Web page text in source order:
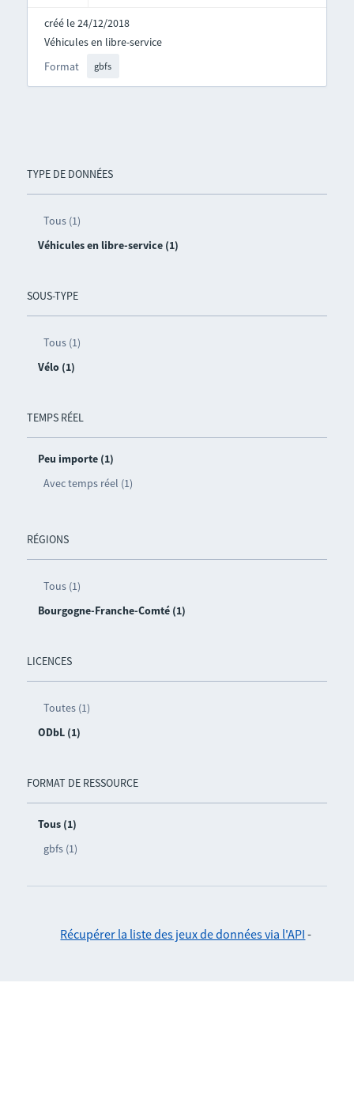
TYPE DE DONNÉES
Tous (1)
Véhicules en libre-service (1)
SOUS-TYPE
Tous (1)
Vélo (1)
TEMPS RÉEL
Peu importe (1)
Avec temps réel (1)
RÉGIONS
Tous (1)
Bourgogne-Franche-Comté (1)
LICENCES
Toutes (1)
ODbL (1)
FORMAT DE RESSOURCE
Tous (1)
gbfs (1)
créé le 24/12/2018
Format gbfs
Véhicules en libre-service
Récupérer la liste des jeux de données via l'API -